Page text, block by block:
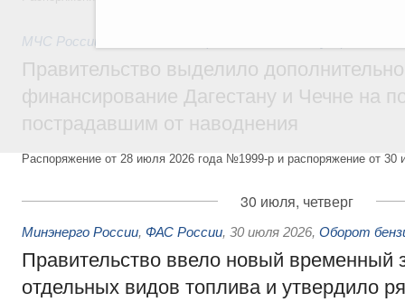
МЧС России
Правительство выделило
финансирование Дагестану и Чечне на
пострадавшим от наводнения
Распоряжение от 28 июля 2026 года №1999-р и распоряжение от
30 июля, четверг
Минэнерго России, ФАС России, 30 июля 2026, Оборот
Правительство ввело новый временный
отдельных видов топлива и утвердило